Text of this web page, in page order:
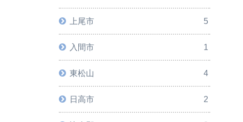
上尾市 5
入間市 1
東松山 4
日高市 2